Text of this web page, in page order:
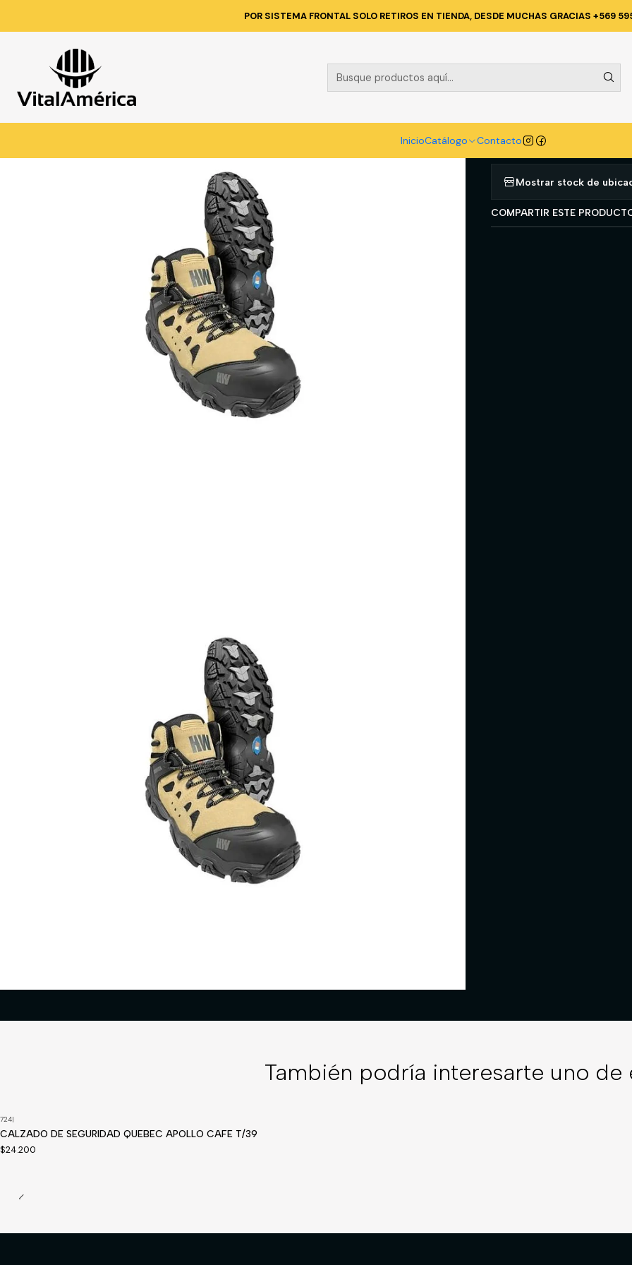
InicioCatálogo Contacto
POR SISTEMA FRONTAL SOLO RETIROS EN TIENDA, DESDE MUCHAS GRACIAS +569
Catálogo CALZADO ZAPATOS DE SEGURIDAD CALZADO DE SEGURIDAD
|
CALZADO
EXPLORER
Agregar a la lista
Mostrar stock de
COMPARTIR ESTE
También podría interesarte uno de
724|
CALZADO DE SEGURIDAD QUEBEC APOLLO CAFE T/39
$24.200